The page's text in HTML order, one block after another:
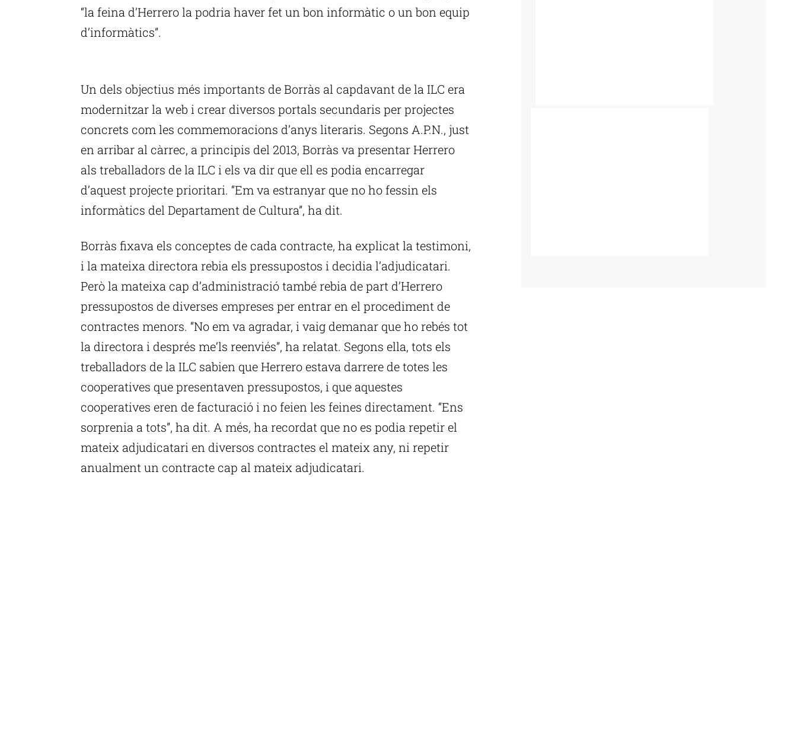
“la feina d’Herrero la podria haver fet un bon informàtic o un bon equip
d’informàtics”.
Un dels objectius més importants de Borràs al capdavant de la ILC era
modernitzar la web i crear diversos portals secundaris per projectes
concrets com les commemoracions d’anys literaris. Segons A.P.N., just
en arribar al càrrec, a principis del 2013, Borràs va presentar Herrero
als treballadors de la ILC i els va dir que ell es podia encarregar
d’aquest projecte prioritari. “Em va estranyar que no ho fessin els
informàtics del Departament de Cultura”, ha dit.
Borràs fixava els conceptes de cada contracte, ha explicat la testimoni,
i la mateixa directora rebia els pressupostos i decidia l’adjudicatari.
Però la mateixa cap d’administració també rebia de part d’Herrero
pressupostos de diverses empreses per entrar en el procediment de
contractes menors. “No em va agradar, i vaig demanar que ho rebés tot
la directora i després me’ls reenviés”, ha relatat. Segons ella, tots els
treballadors de la ILC sabien que Herrero estava darrere de totes les
cooperatives que presentaven pressupostos, i que aquestes
cooperatives eren de facturació i no feien les feines directament. “Ens
sorprenia a tots”, ha dit. A més, ha recordat que no es podia repetir el
mateix adjudicatari en diversos contractes el mateix any, ni repetir
anualment un contracte cap al mateix adjudicatari.